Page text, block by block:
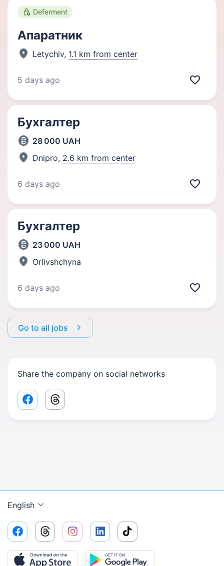
Deferment
Апаратник
Letychiv, 1.1 km from center
5 days ago
Бухгалтер
28 000 UAH
Dnipro, 2.6 km from center
6 days ago
Бухгалтер
23 000 UAH
Orlivshchyna
6 days ago
Go to all jobs
Share the company on social networks
Facebook share link
Threads share link
English